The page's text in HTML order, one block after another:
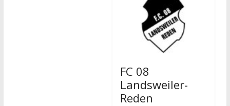
FC 08
Landsweiler-
Reden